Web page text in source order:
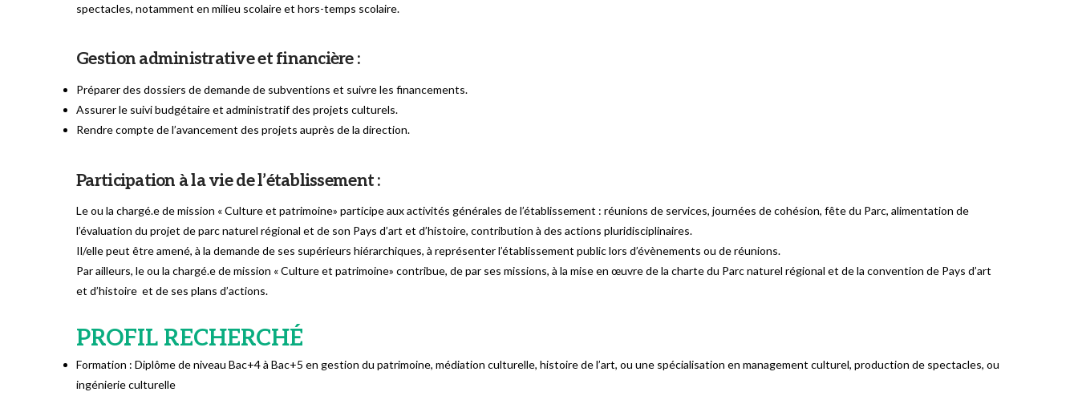
spectacles, notamment en milieu scolaire et hors-temps scolaire.
Gestion administrative et financière :
Préparer des dossiers de demande de subventions et suivre les financements.
Assurer le suivi budgétaire et administratif des projets culturels.
Rendre compte de l’avancement des projets auprès de la direction.
Participation à la vie de l’établissement :
Le ou la chargé.e de mission « Culture et patrimoine» participe aux activités générales de l’établissement : réunions de services, journées de cohésion, fête du Parc, alimentation de
l’évaluation du projet de parc naturel régional et de son Pays d’art et d’histoire, contribution à des actions pluridisciplinaires.
Il/elle peut être amené, à la demande de ses supérieurs hiérarchiques, à représenter l’établissement public lors d’évènements ou de réunions.
Par ailleurs, le ou la chargé.e de mission « Culture et patrimoine» contribue, de par ses missions, à la mise en œuvre de la charte du Parc naturel régional et de la convention de Pays d’art
et d’histoire et de ses plans d’actions.
PROFIL RECHERCHÉ
Formation : Diplôme de niveau Bac+4 à Bac+5 en gestion du patrimoine, médiation culturelle, histoire de l’art, ou une spécialisation en management culturel, production de spectacles, ou
ingénierie culturelle​